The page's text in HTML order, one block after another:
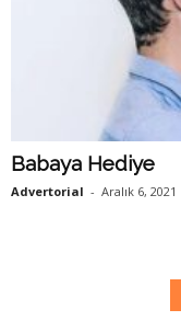
Babaya Hediye
Advertorial - Aralık 6, 2021